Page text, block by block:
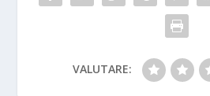
VALUTARE: